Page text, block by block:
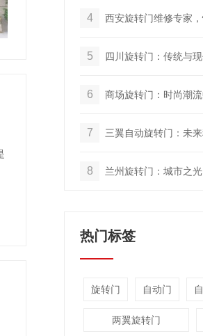
4 西安旋转门维修专家
5 四川旋转门：传统与
6 商场旋转门：时尚潮
7 三翼自动旋转门：未
8 兰州旋转门：城市之
热门标签
旋转门 自动门
两翼旋转门